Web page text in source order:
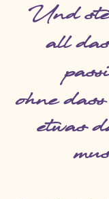
Und
all
ohne
etwas